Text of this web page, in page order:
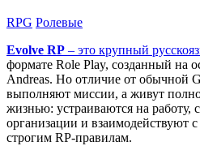
RPG Ролевые
Evolve RP – это крупный
формате Role Play, созданный на
Andreas. Но отличие от обычной
выполняют миссии, а живут
жизнью: устраиваются на работу,
организации и взаимодействуют
строгим RP-правилам.